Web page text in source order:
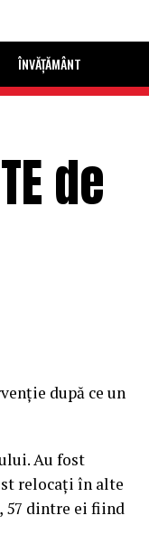
ÎNVĂȚĂMÂNT
de
după ce un
Au fost
relocați în alte
57 dintre ei fiind